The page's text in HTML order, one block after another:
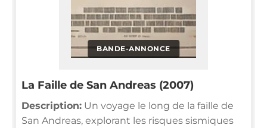
BANDE-ANNONCE
La Faille de San Andreas (2007)
Description: Un voyage le long de la faille de
San Andreas, explorant les risques sismiques